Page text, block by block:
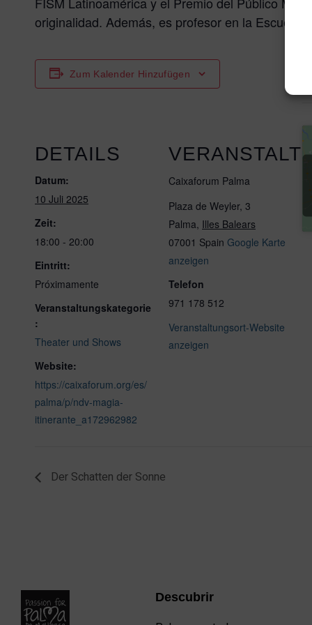
originalidad. Además, es profesor en la Escuela
Zum Kalender Hinzufügen
DETAILS
Datum:
10 Juli 2025
Zeit:
18:00 - 20:00
Eintritt:
Próximamente
Veranstaltungskategorie
:
Theater und Shows
Website:
https://caixaforum.org/es/
palma/p/ndv-magia-
itinerante_a172962982
Caixaforum Palma
Plaza de Weyler, 3
Palma, Illes Balears
07001 Spain Google Karte
anzeigen
Telefon
971 178 512
Veranstaltungsort-Website
anzeigen
Der Schatten der Sonne
Descubrir